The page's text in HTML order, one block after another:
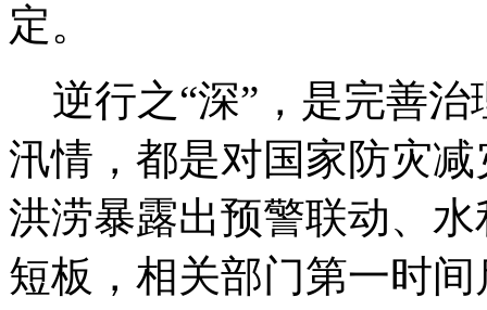
定。
逆行之“深”，是完善治
汛情，都是对国家防灾
洪涝暴露出预警联动、
短板，相关部门第一时